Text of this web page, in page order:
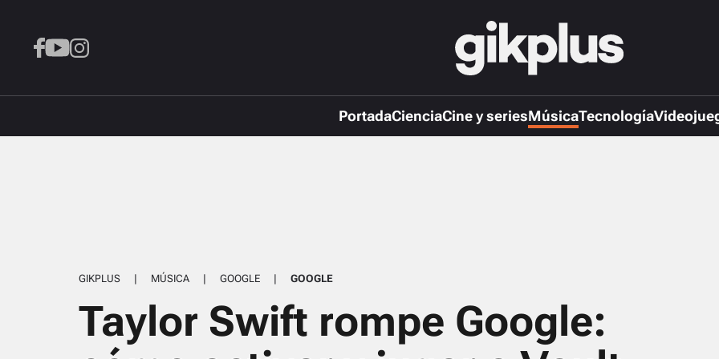
PortadaCienciaCine y seriesMúsicaTecnología
GIKPLUS | MÚSICA | GOOGLE | GOOGLE
Taylor Swift rompe Google: